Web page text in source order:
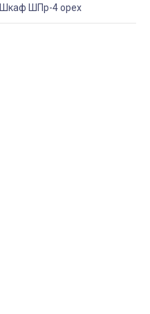
Шкаф ШПр-4 орех